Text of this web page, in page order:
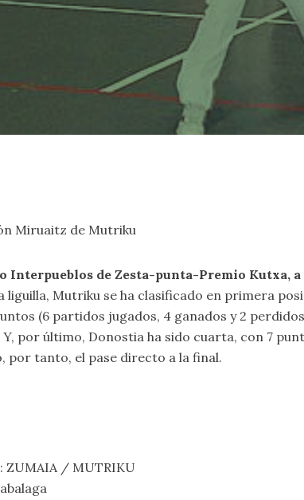
Miruaitz de Mutriku
Interpueblos de Zesta-punta-Premio Kutxa,
liguilla, Mutriku se ha clasificado en primera
(6 partidos jugados, 4 ganados y 2
por último, Donostia ha sido cuarta, con 7
por tanto, el pase directo a la final.
ZUMAIA / MUTRIKU